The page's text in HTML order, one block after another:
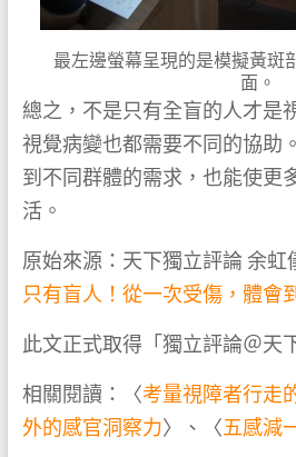
最左邊螢幕呈現的是模擬黃斑
面。
總之，不是只有全盲的人才是
視覺病變也都需要不同的協助
到不同群體的需求，也能使更
活。
原始來源：天下獨立評論 余虹
只有盲人！從一次受傷，體會
此文正式取得「獨立評論＠天
相關閱讀：〈考量視障者行走
外的感官洞察力〉、〈五感減